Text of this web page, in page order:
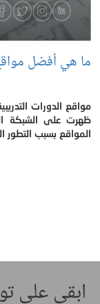
ما هي أفضل
مواقع الدورات
ظهرت على الشبكة
المواقع بسبب التطور
ابقى على